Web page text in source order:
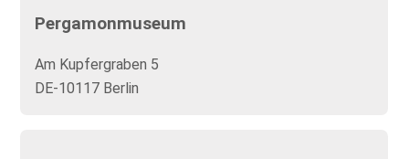
Pergamonmuseum
Am Kupfergraben 5
DE-10117 Berlin